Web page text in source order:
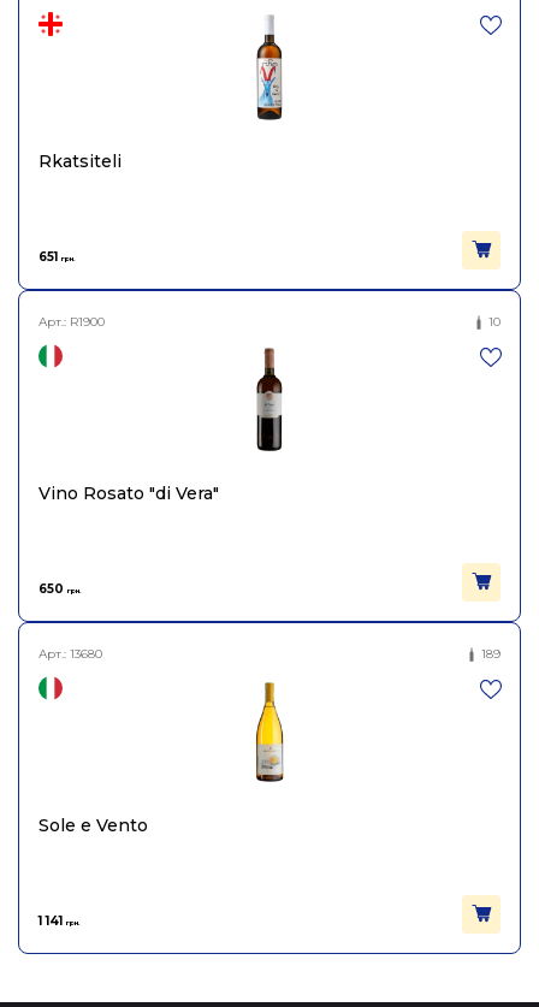
Rkatsiteli
651 грн.
Арт.: R1900 10
Vino Rosato "di Vera"
650 грн.
Арт.: 13680 189
Sole e Vento
1 141 грн.